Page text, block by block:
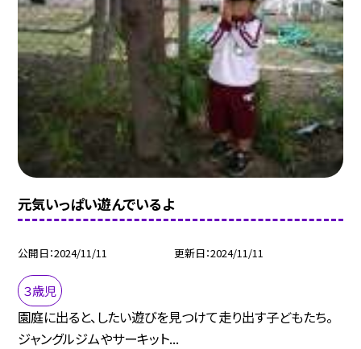
元気いっぱい遊んでいるよ
公開日 2024/11/11 更新日 2024/11/11
３歳児
園庭に出ると、したい遊びを見つけて走り出す子どもたち。
ジャングルジムやサーキット...